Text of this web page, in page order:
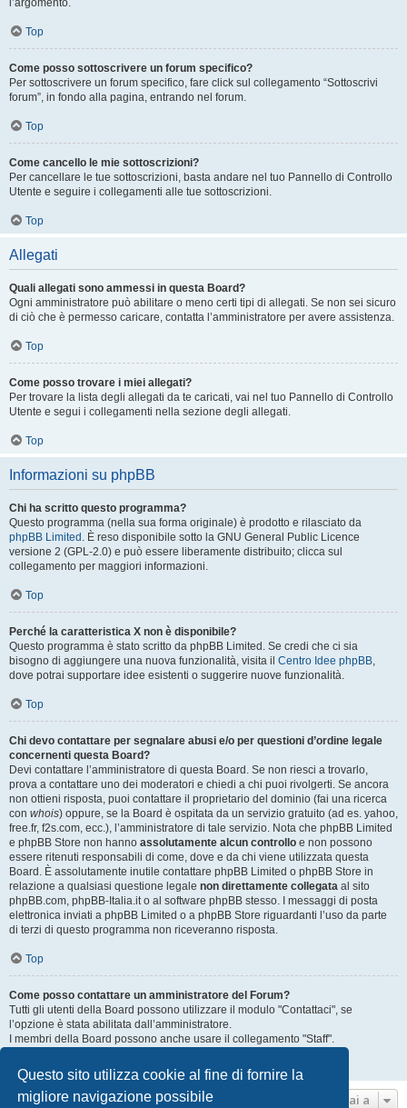
Questo sito utilizza cookie al fine di fornire la
migliore navigazione possibile
l’argomento.
Top
Come posso sottoscrivere un forum specifico?
Per sottoscrivere un forum specifico, fare click sul collegamento “Sottoscrivi
forum”, in fondo alla pagina, entrando nel forum.
Top
Come cancello le mie sottoscrizioni?
Per cancellare le tue sottoscrizioni, basta andare nel tuo Pannello di Controllo
Utente e seguire i collegamenti alle tue sottoscrizioni.
Top
Allegati
Quali allegati sono ammessi in questa Board?
Ogni amministratore può abilitare o meno certi tipi di allegati. Se non sei sicuro
di ciò che è permesso caricare, contatta l’amministratore per avere assistenza.
Top
Come posso trovare i miei allegati?
Per trovare la lista degli allegati da te caricati, vai nel tuo Pannello di Controllo
Utente e segui i collegamenti nella sezione degli allegati.
Top
Informazioni su phpBB
Chi ha scritto questo programma?
Questo programma (nella sua forma originale) è prodotto e rilasciato da
phpBB Limited . È reso disponibile sotto la GNU General Public Licence
versione 2 (GPL-2.0) e può essere liberamente distribuito; clicca sul
collegamento per maggiori informazioni.
Top
Perché la caratteristica X non è disponibile?
Questo programma è stato scritto da phpBB Limited. Se credi che ci sia
bisogno di aggiungere una nuova funzionalità, visita il Centro Idee phpBB,
dove potrai supportare idee esistenti o suggerire nuove funzionalità.
Top
Chi devo contattare per segnalare abusi e/o per questioni d’ordine legale
concernenti questa Board?
Devi contattare l’amministratore di questa Board. Se non riesci a trovarlo,
prova a contattare uno dei moderatori e chiedi a chi puoi rivolgerti. Se ancora
non ottieni risposta, puoi contattare il proprietario del dominio (fai una ricerca
con whois) oppure, se la Board è ospitata da un servizio gratuito (ad es. yahoo,
free.fr, f2s.com, ecc.), l’amministratore di tale servizio. Nota che phpBB Limited
e phpBB Store non hanno assolutamente alcun controllo e non possono
essere ritenuti responsabili di come, dove e da chi viene utilizzata questa
Board. È assolutamente inutile contattare phpBB Limited o phpBB Store in
relazione a qualsiasi questione legale non direttamente collegata al sito
phpBB.com, phpBB-Italia.it o al software phpBB stesso. I messaggi di posta
elettronica inviati a phpBB Limited o a phpBB Store riguardanti l’uso da parte
di terzi di questo programma non riceveranno risposta.
Top
Come posso contattare un amministratore del Forum?
Tutti gli utenti della Board possono utilizzare il modulo "Contattaci", se
l’opzione è stata abilitata dall’amministratore.
I membri della Board possono anche usare il collegamento "Staff".
Top
Vai a